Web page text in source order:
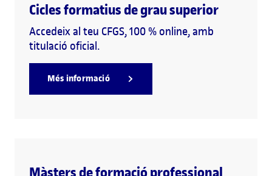
Cicles formatius de grau superior
Accedeix al teu CFGS, 100 % online, amb
titulació oficial.
Més informació